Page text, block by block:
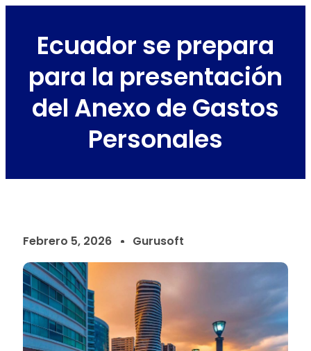
Ecuador se prepara
para la presentación
del Anexo de Gastos
Personales
Febrero 5, 2026 Gurusoft